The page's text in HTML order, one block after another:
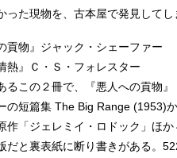
った現物を、古本屋で発見してし
貢物』ジャック・シェーファー
熱』Ｃ・Ｓ・フォレスター
この２冊で、『悪人への貢物』
の短篇集 The Big Range (1953)
作「ジェレミイ・ロドック」ほか
だと裏表紙に断り書きがある。